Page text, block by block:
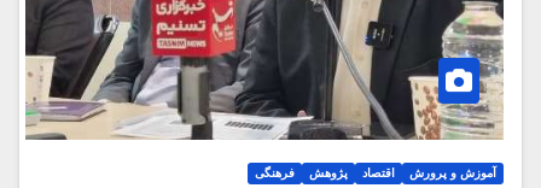
آموزش و پرورش اقتصاد پژوهش فرهنگی